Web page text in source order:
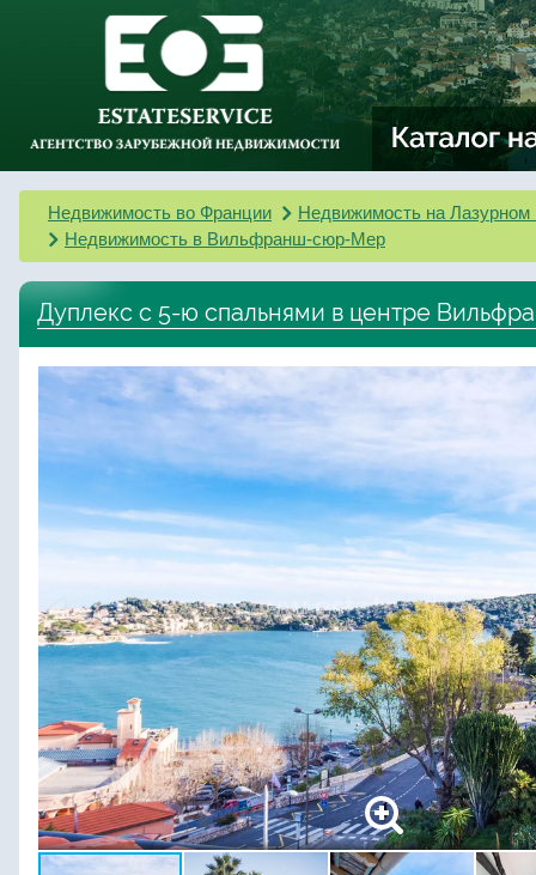
Недвижимость во Франции
Недвижимость на Лазурном
Недвижимость в Вильфранш-сюр-Мер
Дуплекс с 5-ю спальнями в центре